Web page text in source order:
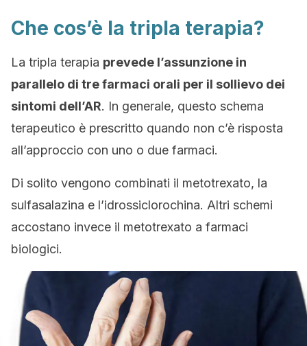
Che cos’è la tripla terapia?
La tripla terapia prevede l’assunzione in
parallelo di tre farmaci orali per il sollievo dei
sintomi dell’AR. In generale, questo schema
terapeutico è prescritto quando non c’è risposta
all’approccio con uno o due farmaci.
Di solito vengono combinati il metotrexato, la
sulfasalazina e l’idrossiclorochina. Altri schemi
accostano invece il metotrexato a farmaci
biologici.